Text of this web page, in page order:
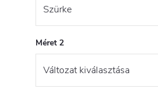
Méret 2